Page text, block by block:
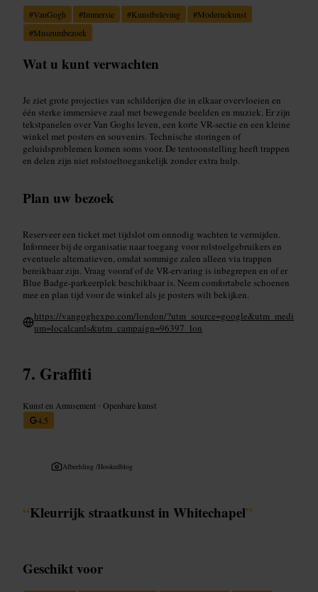
#VanGogh #Immersie #Kunstbeleving #Modernekunst
#Museumbezoek
Wat u kunt verwachten
Je ziet grote projecties van schilderijen die in elkaar overvloeien en
één sterke immersieve zaal met bewegende beelden en muziek. Er zijn
tekstpanelen over Van Goghs leven, een korte VR-sectie en een kleine
winkel met posters en souvenirs. Technische storingen of
geluidsproblemen komen soms voor. De tentoonstelling heeft trappen
en delen zijn niet rolstoeltoegankelijk zonder extra hulp.
Plan uw bezoek
Reserveer een ticket met tijdslot om onnodig wachten te vermijden.
Informeer bij de organisatie naar toegang voor rolstoelgebruikers en
eventuele alternatieven, omdat sommige zalen alleen via trappen
bereikbaar zijn. Vraag vooraf of de VR-ervaring is inbegrepen en of er
Blue Badge-parkeerplek beschikbaar is. Neem comfortabele schoenen
mee en plan tijd voor de winkel als je posters wilt bekijken.
https://vangoghexpo.com/london/?utm_source=google&utm_medi
um=localcards&utm_campaign=96397_lon
Graffiti
Kunst en Amusement •Openbare kunst
4,5
Afbeelding /Hookedblog
“Kleurrijk straatkunst in Whitechapel”
Geschikt voor